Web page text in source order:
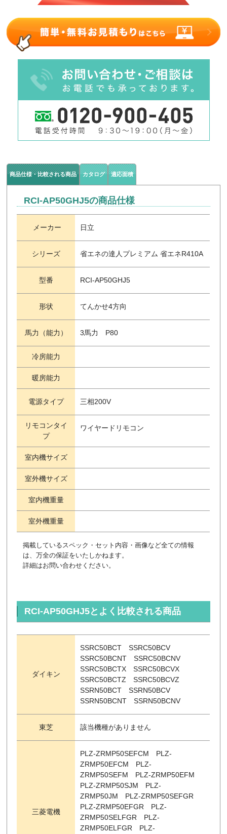
商品仕様・比較される商品 カタログ 適応面積
RCI-AP50GHJ5の商品仕様
メーカー 日立
シリーズ 省エネの達人プレミアム 省エネR410A
型番 RCI-AP50GHJ5
形状 てんかせ4方向
馬力（能力） 3馬力 P80
冷房能力
暖房能力
電源タイプ 三相200V
リモコンタイ
プ
ワイヤードリモコン
室内機サイズ
室外機サイズ
室内機重量
室外機重量
掲載しているスペック・セット内容・画像など全ての情報
は、万全の保証をいたしかねます。
詳細はお問い合わせください。
RCI-AP50GHJ5とよく比較される商品
ダイキン
SSRC50BCT SSRC50BCV
SSRC50BCNT SSRC50BCNV
SSRC50BCTX SSRC50BCVX
SSRC50BCTZ SSRC50BCVZ
SSRN50BCT SSRN50BCV
SSRN50BCNT SSRN50BCNV
東芝 該当機種がありません
三菱電機
PLZ-ZRMP50SEFCM PLZ-
ZRMP50EFCM PLZ-
ZRMP50SEFM PLZ-ZRMP50EFM
PLZ-ZRMP50SJM PLZ-
ZRMP50JM PLZ-ZRMP50SEFGR
PLZ-ZRMP50EFGR PLZ-
ZRMP50SELFGR PLZ-
ZRMP50ELFGR PLZ-